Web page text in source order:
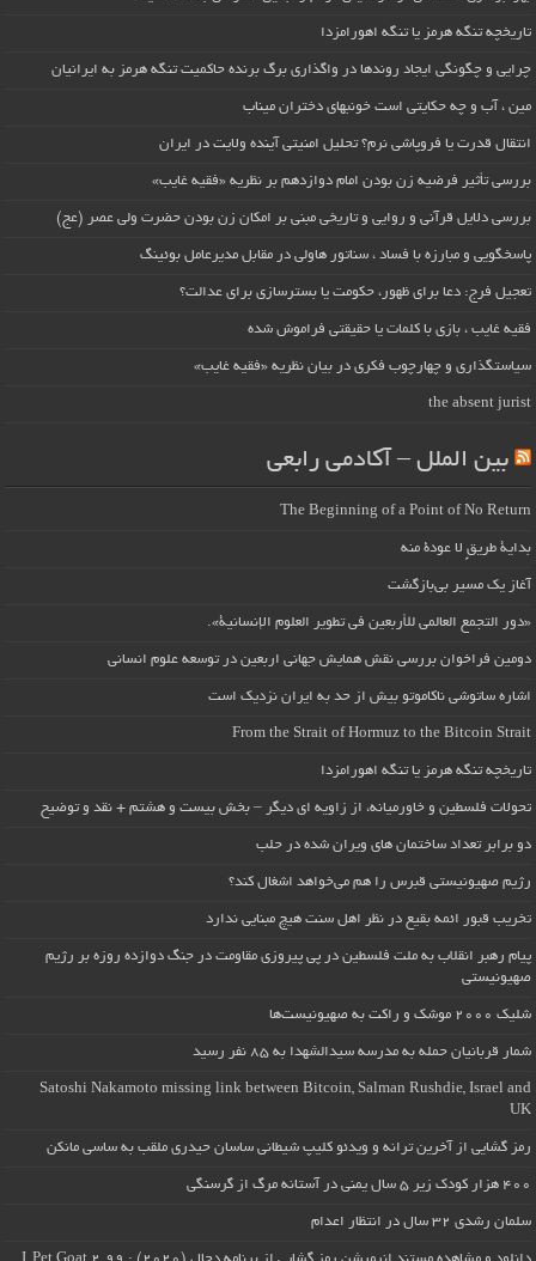
تاریخچه تنگه هرمز یا تنگه اهورامزدا
چرایی و چگونگی ایجاد روندها در واگذاری برگ برنده حاکمیت تنگه هرمز به ایرانیان
مین ، آب و چه حکایتی است خونبهای دختران میناب
انتقال قدرت یا فروپاشی نرم؟ تحلیل امنیتی آینده ولایت در ایران
بررسی تأثیر فرضیه زن بودن امام دوازدهم بر نظریه «فقیه غایب»
بررسی دلایل قرآنی و روایی و تاریخی مبنی بر امکان زن بودن حضرت ولی عصر (عج)
پاسخگویی و مبارزه با فساد ، سناتور هاولی در مقابل مدیرعامل بوئینگ
تعجیل فرج: دعا برای ظهور، حکومت یا بسترسازی برای عدالت؟
فقیه غایب ، بازی با کلمات یا حقیقتی فراموش شده
سیاستگذاری و چهارچوب فکری در بیان نظریه «فقیه غایب»
the absent jurist
بین الملل – آکادمی رابعی
The Beginning of a Point of No Return
بداية طريقٍ لا عودة منه
آغاز یک مسیر بی‌بازگشت
«دور التجمع العالمي للأربعين في تطوير العلوم الإنسانية».
دومین فراخوان بررسی نقش همایش جهانی اربعین در توسعه علوم انسانی
اشاره ساتوشی ناکاموتو بیش از حد به ایران نزدیک است
From the Strait of Hormuz to the Bitcoin Strait
تاریخچه تنگه هرمز یا تنگه اهورامزدا
تحولات فلسطین و خاورمیانه، از زاویه ای دیگر – بخش بیست و هشتم + نقد و توضیح
دو برابر تعداد ساختمان های ویران شده در حلب
رژیم صهیونیستی قبرس را هم می‌خواهد اشغال کند؟
تخریب قبور ائمه بقیع در نظر اهل سنت هیچ مبنایی ندارد
پیام رهبر انقلاب به ملت فلسطین در پی پیروزی مقاومت در جنگ دوازده روزه بر رژیم
صهیونیستی
شلیک ۲۰۰۰ موشک و راکت به صهیونیست‌ها
شمار قربانیان حمله به مدرسه سیدالشهدا به ۸۵ نفر رسید
Satoshi Nakamoto missing link between Bitcoin, Salman Rushdie, Israel and
UK
رمز گشایی از آخرین ترانه و ویدئو کلیپ شیطانی ساسان حیدری ملقب به ساسی مانکن
۴۰۰ هزار کودک زیر ۵ سال یمنی در آستانه مرگ از گرسنگی
سلمان رشدی ۳۲ سال در انتظار اعدام